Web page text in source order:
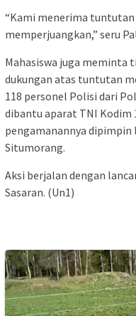
“Kami menerima tuntutan
memperjuangkan,” seru
Mahasiswa juga
dukungan atas tuntutan
118 personel Polisi dari
dibantu aparat TNI Kodim
pengamanannya dipimpin
Situmorang.
Aksi berjalan dengan
Sasaran. (Un1)